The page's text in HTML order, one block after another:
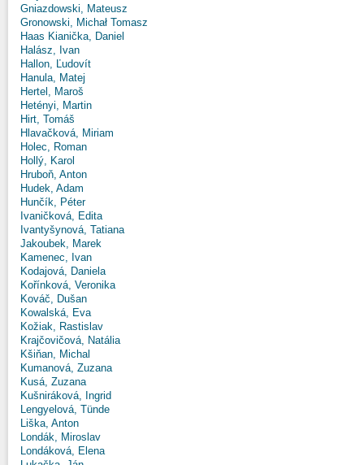
Gniazdowski, Mateusz
Gronowski, Michał Tomasz
Haas Kianička, Daniel
Halász, Ivan
Hallon, Ľudovít
Hanula, Matej
Hertel, Maroš
Hetényi, Martin
Hirt, Tomáš
Hlavačková, Miriam
Holec, Roman
Hollý, Karol
Hruboň, Anton
Hudek, Adam
Hunčík, Péter
Ivaničková, Edita
Ivantyšynová, Tatiana
Jakoubek, Marek
Kamenec, Ivan
Kodajová, Daniela
Kořínková, Veronika
Kováč, Dušan
Kowalská, Eva
Kožiak, Rastislav
Krajčovičová, Natália
Kšiňan, Michal
Kumanová, Zuzana
Kusá, Zuzana
Kušniráková, Ingrid
Lengyelová, Tünde
Liška, Anton
Londák, Miroslav
Londáková, Elena